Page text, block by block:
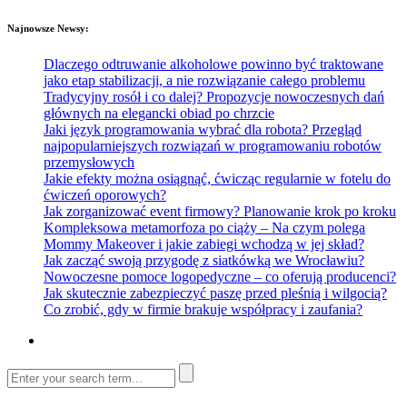
Najnowsze Newsy:
Dlaczego odtruwanie alkoholowe powinno być traktowane
jako etap stabilizacji, a nie rozwiązanie całego problemu
Tradycyjny rosół i co dalej? Propozycje nowoczesnych dań
głównych na elegancki obiad po chrzcie
Jaki język programowania wybrać dla robota? Przegląd
najpopularniejszych rozwiązań w programowaniu robotów
przemysłowych
Jakie efekty można osiągnąć, ćwicząc regularnie w fotelu do
ćwiczeń oporowych?
Jak zorganizować event firmowy? Planowanie krok po kroku
Kompleksowa metamorfoza po ciąży – Na czym polega
Mommy Makeover i jakie zabiegi wchodzą w jej skład?
Jak zacząć swoją przygodę z siatkówką we Wrocławiu?
Nowoczesne pomoce logopedyczne – co oferują producenci?
Jak skutecznie zabezpieczyć paszę przed pleśnią i wilgocią?
Co zrobić, gdy w firmie brakuje współpracy i zaufania?